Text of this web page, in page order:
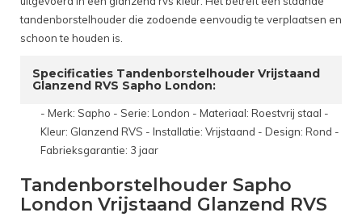
tandenborstelhouder die zodoende eenvoudig te verplaatsen en
schoon te houden is.
Specificaties Tandenborstelhouder Vrijstaand
Glanzend RVS Sapho London:
- Merk: Sapho - Serie: London - Materiaal: Roestvrij staal -
Kleur: Glanzend RVS - Installatie: Vrijstaand - Design: Rond -
Fabrieksgarantie: 3 jaar
Tandenborstelhouder Sapho
London Vrijstaand Glanzend RVS